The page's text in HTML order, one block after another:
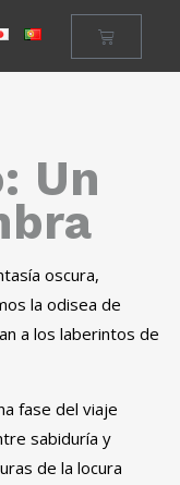
Un
oscura,
la odisea de
a los laberintos de
fase del viaje
sabiduría y
de la locura